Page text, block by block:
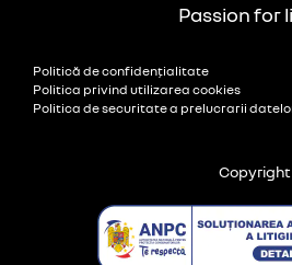
Passion for
Politică de confidențialitate
Politica privind utilizarea cookies
Politica de securitate a prelucrarii
Copyright